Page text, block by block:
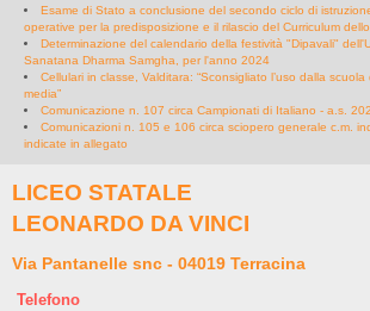
Esame di Stato a conclusione del secondo ciclo di
operative per la predisposizione e il rilascio del Curriculum
Determinazione del calendario della festività "Dipavali"
Sanatana Dharma Samgha, per l'anno 2024
Cellulari in classe, Valditara: “Sconsigliato l’uso dalla scuola
media”
Comunicazione n. 107 circa Campionati di Italiano - a.s.
Comunicazioni n. 105 e 106 circa sciopero generale c.m.
indicate in allegato
LICEO STATALE
LEONARDO DA VINCI
Via Pantanelle snc - 04019 Terracina
Telefono